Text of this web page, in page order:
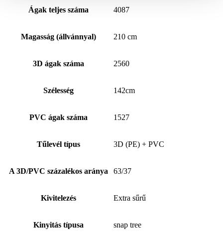
Ágak teljes száma 4087
Magasság (állvánnyal) 210 cm
3D ágak száma 2560
Szélesség 142cm
PVC ágak száma 1527
Tűlevél típus 3D (PE) + PVC
A 3D/PVC százalékos aránya 63/37
Kivitelezés Extra sűrű
Kinyitás típusa snap tree